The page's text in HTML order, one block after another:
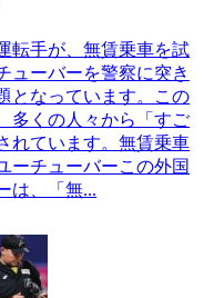
転手が、無賃乗車を試
ューバーを警察に突き
となっています。この
多くの人々から「すご
れています。無賃乗車
ーチューバーこの外国
は、「無...